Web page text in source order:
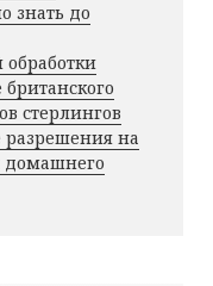
знать до
обработки
стерлингов
разрешения на
домашнего